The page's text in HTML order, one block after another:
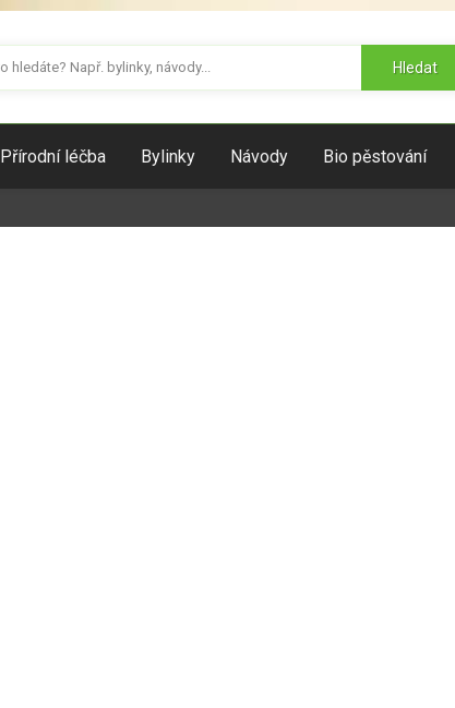
Hledat
Přírodní léčba Bylinky Návody Bio pěstování